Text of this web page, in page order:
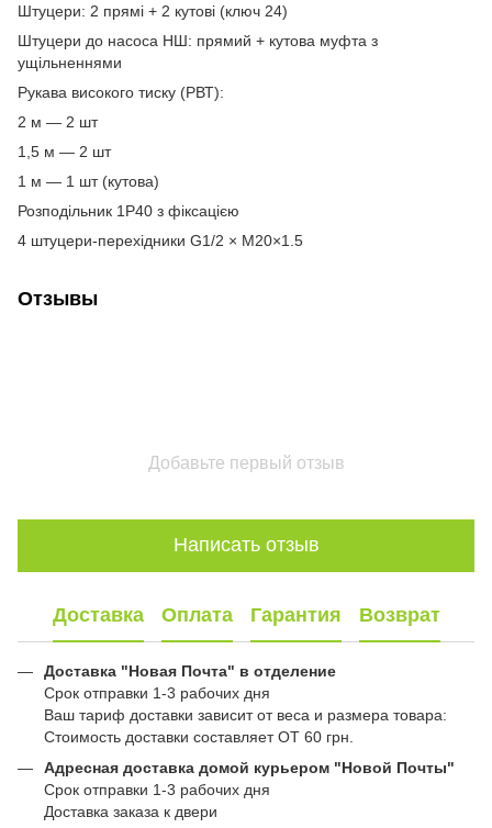
Штуцери: 2 прямі + 2 кутові (ключ 24)
Штуцери до насоса НШ: прямий + кутова муфта з
ущільненнями
Рукава високого тиску (РВТ):
2 м — 2 шт
1,5 м — 2 шт
1 м — 1 шт (кутова)
Розподільник 1Р40 з фіксацією
4 штуцери-перехідники G1/2 × М20×1.5
Отзывы
Добавьте первый отзыв
Написать отзыв
Доставка Оплата Гарантия Возврат
Доставка "Новая Почта" в отделение
Срок отправки 1-3 рабочих дня
Ваш тариф доставки зависит от веса и размера товара:
Стоимость доставки составляет ОТ 60 грн.
Адресная доставка домой курьером "Новой Почты"
Срок отправки 1-3 рабочих дня
Доставка заказа к двери